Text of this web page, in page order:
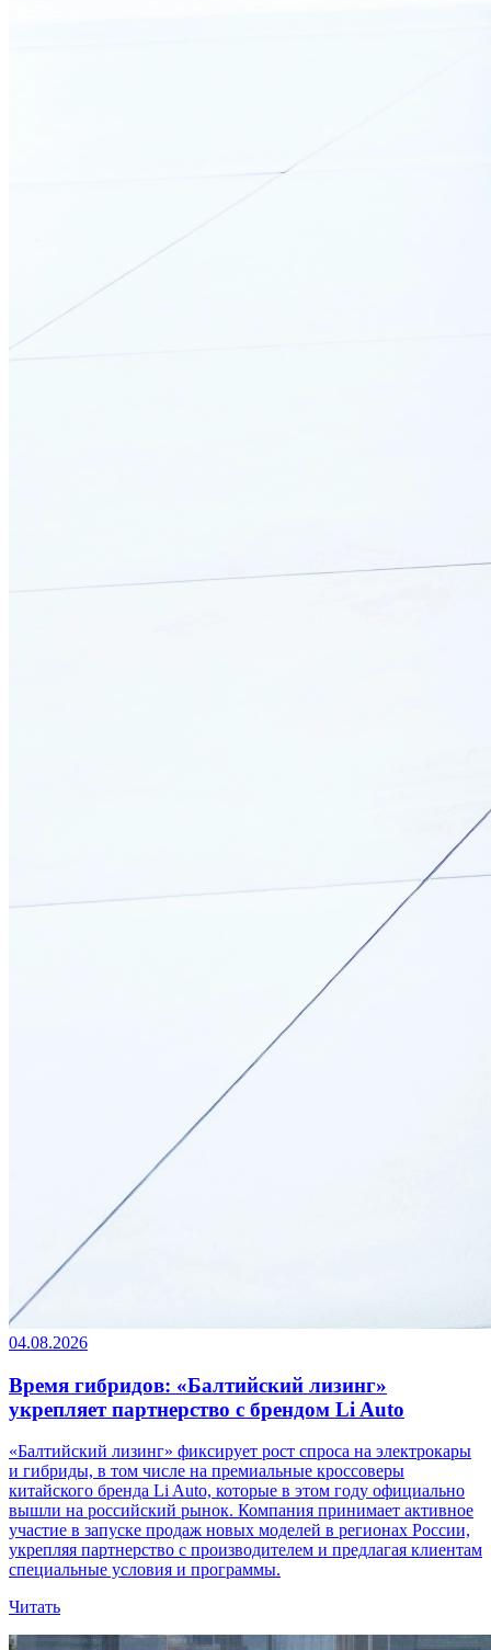
04.08.2026
Время гибридов: «Балтийский лизинг»
укрепляет партнерство с брендом Li Auto
«Балтийский лизинг» фиксирует рост спроса на электрокары
и гибриды, в том числе на премиальные кроссоверы
китайского бренда Li Auto, которые в этом году официально
вышли на российский рынок. Компания принимает активное
участие в запуске продаж новых моделей в регионах России,
укрепляя партнерство с производителем и предлагая клиентам
специальные условия и программы.
Читать